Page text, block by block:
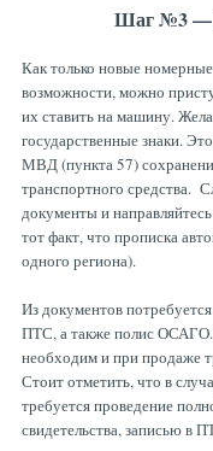
Шаг №3 —
Как только новые
возможности, можно
их ставить на машину.
государственные знаки.
МВД (пункта 57)
транспортного средства.
документы и
тот факт, что прописка
одного региона).
Из документов
ПТС, а также полис ОСАГО.
необходим и при продаже
Стоит отметить, что в
требуется проведение
свидетельства, записью в